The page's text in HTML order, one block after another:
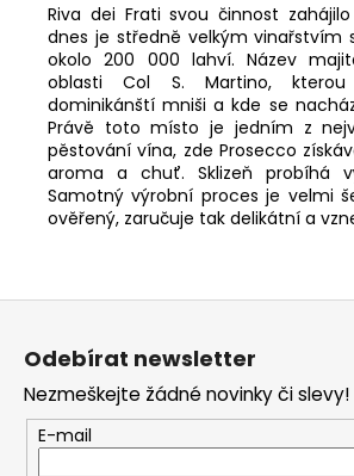
Riva dei Frati svou činnost
dnes je středně velkým vinařstvím
okolo 200 000 lahví. Název
oblasti Col S. Martino, kterou
dominikánští mniši a kde se
Právě toto místo je jedním z
pěstování vína, zde Prosecco
aroma a chuť. Sklizeň probíhá
Samotný výrobní proces je velmi
ověřený, zaručuje tak delikátní a
Z
Odebírat newsletter
Nezmeškejte žádné novinky či slevy!
E-mail